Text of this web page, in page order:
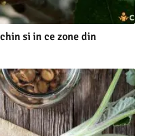
si in ce zone din